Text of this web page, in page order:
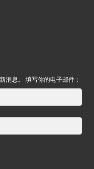
消息。 填写你的电子邮件：